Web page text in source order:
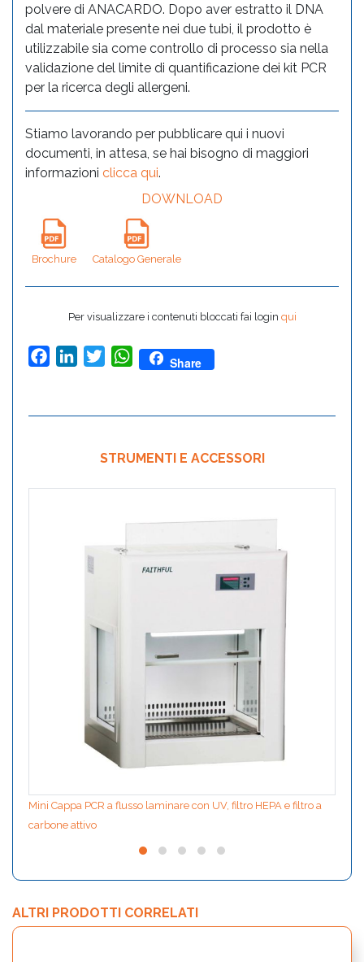
polvere di ANACARDO. Dopo aver estratto il DNA
dal materiale presente nei due tubi, il prodotto è
utilizzabile sia come controllo di processo sia nella
validazione del limite di quantificazione dei kit PCR
per la ricerca degli allergeni.
Stiamo lavorando per pubblicare qui i nuovi
documenti, in attesa, se hai bisogno di maggiori
informazioni clicca qui.
DOWNLOAD
Brochure Catalogo Generale
Per visualizzare i contenuti bloccati fai login qui
FacebookLinkedInTwitterWhatsApp
Share
STRUMENTI E ACCESSORI
Mini Cappa PCR a flusso laminare con UV, filtro HEPA e filtro a
carbone attivo
ALTRI PRODOTTI CORRELATI